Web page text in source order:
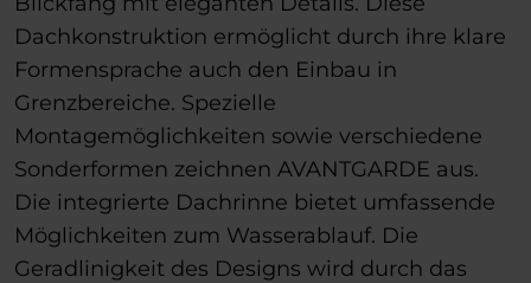
Dachkonstruktion ermöglicht durch ihre klare
Formensprache auch den Einbau in
Grenzbereiche. Spezielle
Montagemöglichkeiten sowie verschiedene
Sonderformen zeichnen AVANTGARDE aus.
Die integrierte Dachrinne bietet umfassende
Möglichkeiten zum Wasserablauf. Die
Geradlinigkeit des Designs wird durch das